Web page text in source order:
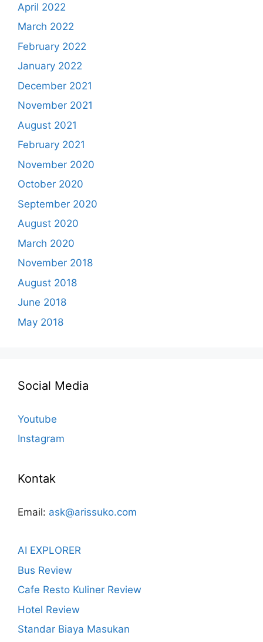
April 2022
March 2022
February 2022
January 2022
December 2021
November 2021
August 2021
February 2021
November 2020
October 2020
September 2020
August 2020
March 2020
November 2018
August 2018
June 2018
May 2018
Social Media
Youtube
Instagram
Kontak
Email: ask@arissuko.com
AI EXPLORER
Bus Review
Cafe Resto Kuliner Review
Hotel Review
Standar Biaya Masukan